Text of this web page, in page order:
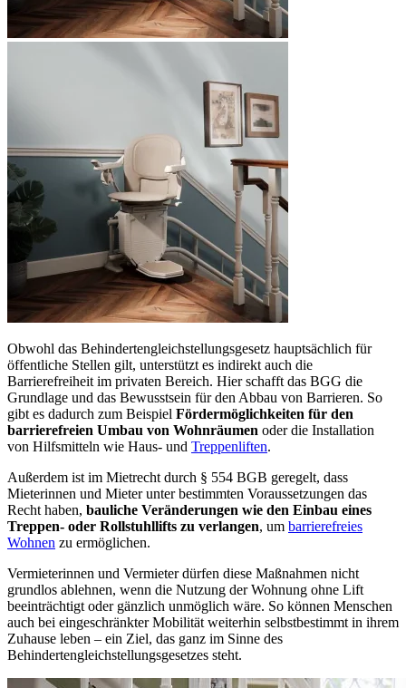
Obwohl das Behindertengleichstellungsgesetz hauptsächlich für
öffentliche Stellen gilt, unterstützt es indirekt auch die
Barrierefreiheit im privaten Bereich. Hier schafft das BGG die
Grundlage und das Bewusstsein für den Abbau von Barrieren. So
gibt es dadurch zum Beispiel Fördermöglichkeiten für den
barrierefreien Umbau von Wohnräumen oder die Installation
von Hilfsmitteln wie Haus- und Treppenliften.
Außerdem ist im Mietrecht durch § 554 BGB geregelt, dass
Mieterinnen und Mieter unter bestimmten Voraussetzungen das
Recht haben, bauliche Veränderungen wie den Einbau eines
Treppen- oder Rollstuhllifts zu verlangen, um barrierefreies
Wohnen zu ermöglichen.
Vermieterinnen und Vermieter dürfen diese Maßnahmen nicht
grundlos ablehnen, wenn die Nutzung der Wohnung ohne Lift
beeinträchtigt oder gänzlich unmöglich wäre. So können Menschen
auch bei eingeschränkter Mobilität weiterhin selbstbestimmt in ihrem
Zuhause leben – ein Ziel, das ganz im Sinne des
Behindertengleichstellungsgesetzes steht.